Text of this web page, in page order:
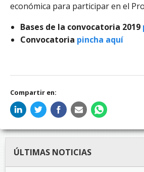
económica para participar en el
Bases de la convocatoria 2019
Convocatoria pincha aquí
Compartir en:
ÚLTIMAS NOTICIAS